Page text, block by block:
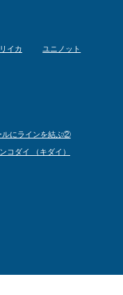
イカ ユニノット
ルにラインを結ぶ②
コダイ （キダイ）